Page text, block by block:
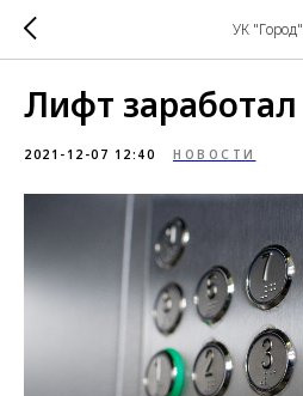
УК "Город"
Лифт заработал
2021-12-07 12:40 НОВОСТИ